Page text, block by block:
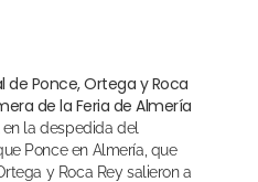
de Ponce, Ortega y Roca
de la Feria de Almería
Ponce en Almería, que
y Roca Rey salieron a